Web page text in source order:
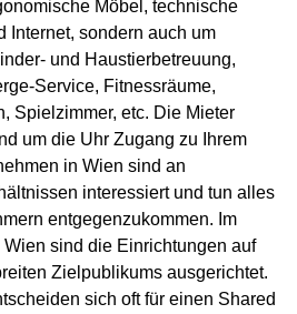
Möbel, technische
Internet, sondern auch um
und Haustierbetreuung,
Service, Fitnessräume,
Spielzimmer, etc. Die Mieter
um die Uhr Zugang zu Ihrem
in Wien sind an
interessiert und tun alles
entgegenzukommen. Im
sind die Einrichtungen auf
Zielpublikums ausgerichtet.
sich oft für einen Shared